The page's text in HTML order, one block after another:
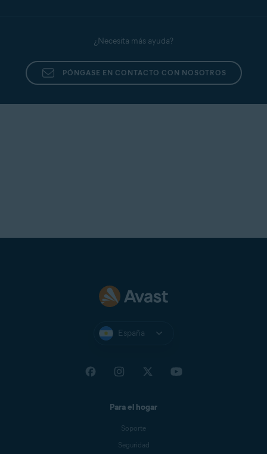
¿Necesita más ayuda?
PÓNGASE EN CONTACTO CON NOSOTROS
España
Para el hogar
Soporte
Seguridad